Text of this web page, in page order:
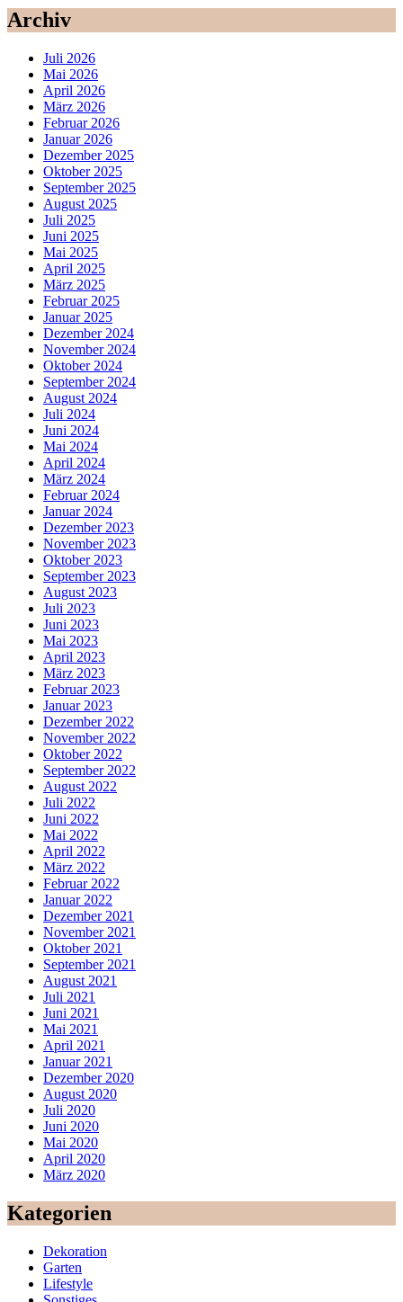
Archiv
Juli 2026
Mai 2026
April 2026
März 2026
Februar 2026
Januar 2026
Dezember 2025
Oktober 2025
September 2025
August 2025
Juli 2025
Juni 2025
Mai 2025
April 2025
März 2025
Februar 2025
Januar 2025
Dezember 2024
November 2024
Oktober 2024
September 2024
August 2024
Juli 2024
Juni 2024
Mai 2024
April 2024
März 2024
Februar 2024
Januar 2024
Dezember 2023
November 2023
Oktober 2023
September 2023
August 2023
Juli 2023
Juni 2023
Mai 2023
April 2023
März 2023
Februar 2023
Januar 2023
Dezember 2022
November 2022
Oktober 2022
September 2022
August 2022
Juli 2022
Juni 2022
Mai 2022
April 2022
März 2022
Februar 2022
Januar 2022
Dezember 2021
November 2021
Oktober 2021
September 2021
August 2021
Juli 2021
Juni 2021
Mai 2021
April 2021
Januar 2021
Dezember 2020
August 2020
Juli 2020
Juni 2020
Mai 2020
April 2020
März 2020
Kategorien
Dekoration
Garten
Lifestyle